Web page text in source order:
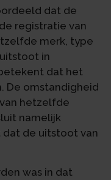
dat de
registratie van
merk, type
in
dat het
De omstandigheid
hetzelfde
namelijk
dat de uitstoot van
was in dat